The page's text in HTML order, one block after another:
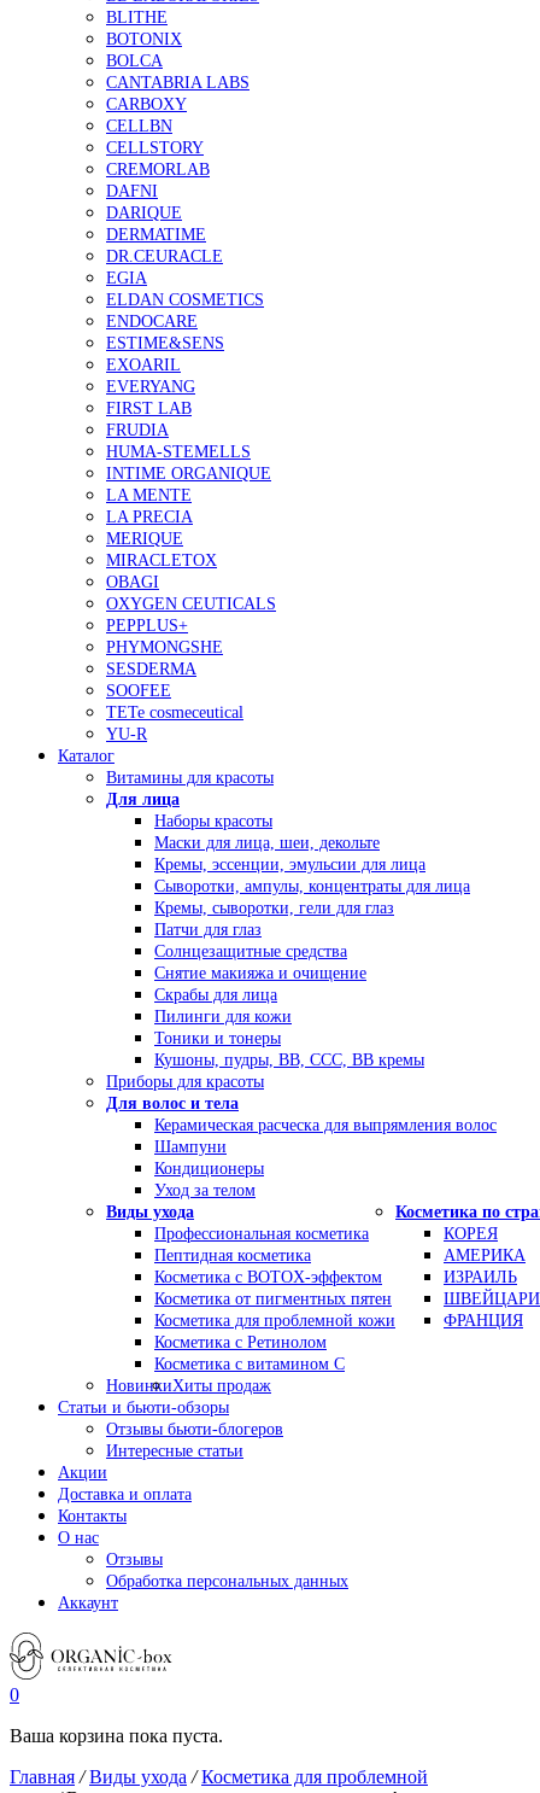
BLITHE
BOTONIX
BOLCA
CANTABRIA LABS
CARBOXY
CELLBN
CELLSTORY
CREMORLAB
DAFNI
DARIQUE
DERMATIME
DR.CEURACLE
EGIA
ELDAN COSMETICS
ENDOCARE
ESTIME&SENS
EXOARIL
EVERYANG
FIRST LAB
FRUDIA
HUMA-STEMELLS
INTIME ORGANIQUE
LA MENTE
LA PRECIA
MERIQUE
MIRACLETOX
OBAGI
OXYGEN CEUTICALS
PEPPLUS+
PHYMONGSHE
SESDERMA
SOOFEE
TETe cosmeceutical
YU-R
Каталог
Витамины для красоты
Для лица
Наборы красоты
Маски для лица, шеи, декольте
Кремы, эссенции, эмульсии для лица
Сыворотки, ампулы, концентраты для лица
Кремы, сыворотки, гели для глаз
Патчи для глаз
Солнцезащитные средства
Снятие макияжа и очищение
Скрабы для лица
Пилинги для кожи
Тоники и тонеры
Кушоны, пудры, ВВ, ССС, ВВ кремы
Приборы для красоты
Для волос и тела
Керамическая расческа для выпрямления волос
Шампуни
Кондиционеры
Уход за телом
Виды ухода
Профессиональная косметика
Пептидная косметика
Косметика с BOTOX-эффектом
Косметика от пигментных пятен
Косметика для проблемной кожи
Косметика с Ретинолом
Косметика с витамином С
Косметика по
КОРЕЯ
АМЕРИКА
ИЗРАИЛЬ
ФРАНЦИЯ
НовинкиХиты продаж
Статьи и бьюти-обзоры
Отзывы бьюти-блогеров
Интересные статьи
Акции
Доставка и оплата
Контакты
О нас
Отзывы
Обработка персональных данных
Аккаунт
0
Ваша корзина пока пуста.
Главная /Виды ухода /Косметика для проблемной